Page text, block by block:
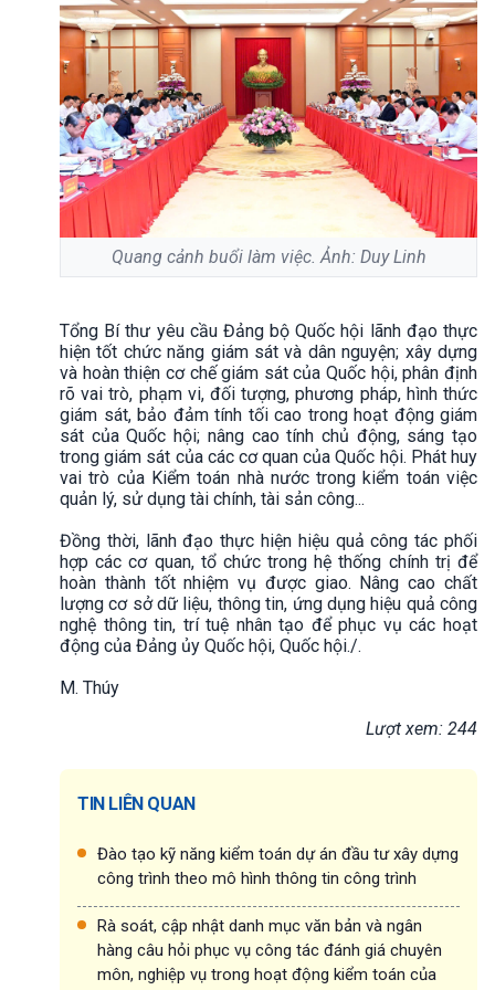
Quang cảnh buổi làm việc. Ảnh: Duy Linh
Tổng Bí thư yêu cầu Đảng bộ Quốc hội lãnh đạo thực
hiện tốt chức năng giám sát và dân nguyện; xây dựng
và hoàn thiện cơ chế giám sát của Quốc hội, phân định
rõ vai trò, phạm vi, đối tượng, phương pháp, hình thức
giám sát, bảo đảm tính tối cao trong hoạt động giám
sát của Quốc hội; nâng cao tính chủ động, sáng tạo
trong giám sát của các cơ quan của Quốc hội. Phát huy
vai trò của Kiểm toán nhà nước trong kiểm toán việc
quản lý, sử dụng tài chính, tài sản công...
Đồng thời, lãnh đạo thực hiện hiệu quả công tác phối
hợp các cơ quan, tổ chức trong hệ thống chính trị để
hoàn thành tốt nhiệm vụ được giao. Nâng cao chất
lượng cơ sở dữ liệu, thông tin, ứng dụng hiệu quả công
nghệ thông tin, trí tuệ nhân tạo để phục vụ các hoạt
động của Đảng ủy Quốc hội, Quốc hội./.
M. Thúy
Lượt xem: 244
TIN LIÊN QUAN
Đào tạo kỹ năng kiểm toán dự án đầu tư xây dựng
công trình theo mô hình thông tin công trình
Rà soát, cập nhật danh mục văn bản và ngân
hàng câu hỏi phục vụ công tác đánh giá chuyên
môn, nghiệp vụ trong hoạt động kiểm toán của